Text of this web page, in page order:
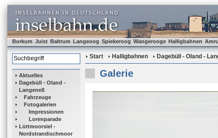
Borkum Juist Baltrum Langeoog Spiekeroog Wangerooge Halligbahnen
Aktuelles
Dagebüll - Oland -
Langeneß
Fahrzeuge
Fotogalerien
Impressionen
Lorenparade
Lüttmoorsiel -
Nordstrandischmoor
Start Halligbahnen Dagebüll - Oland -
Galerie